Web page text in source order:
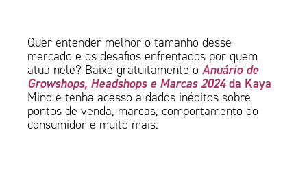
Quer entender melhor o tamanho desse
mercado e os desafios enfrentados por quem
atua nele? Baixe gratuitamente oAnuário de
Growshops, Headshops e Marcas 2024da Kaya
Mind e tenha acesso a dados inéditos sobre
pontos de venda, marcas, comportamento do
consumidor e muito mais.